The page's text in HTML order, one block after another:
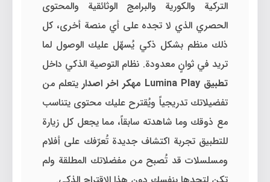
التركية والكورية والبرامج الوثائقية والمحتوى
الحصري الذي لا تجده على أي منصة أخرى، كل
ذلك منظم بشكل ذكي يُسهّل عليك الوصول لما
تريد في ثوانٍ معدودة. نظام التوصية الذكي داخل
تطبيق Lumina Play مهكر اخر اصدار
يتعلم من
تفضيلاتك تدريجياً ويُقترح عليك محتوى يتناسب
مع ذوقك وما شاهدته سابقاً، مما يجعل كل زيارة
للتطبيق تجربة اكتشاف جديدة تُعرّفك على أفلام
ومسلسلات قد تُصبح من مفضلاتك المطلقة ولم